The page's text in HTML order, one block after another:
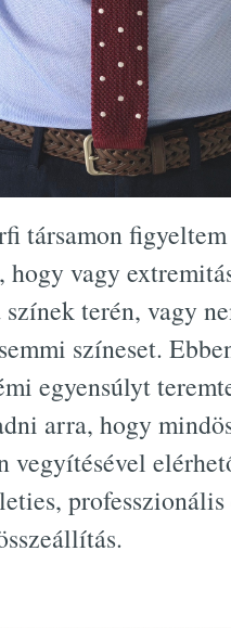
társamon
hogy vagy
terén, vagy
színeset.
egyensúlyt
arra, hogy
vegyítésével
professzionális